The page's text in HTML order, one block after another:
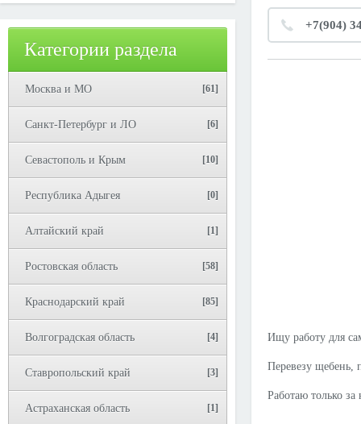
Категории раздела
Москва и МО [61]
Санкт-Петербург и ЛО [6]
Севастополь и Крым [10]
Республика Адыгея [0]
Алтайский край [1]
Ростовская область [58]
Краснодарский край [85]
Волгоградская область [4]
Ставропольский край [3]
Астраханская область [1]
+7(904)
Ищу работу для
Перевезу щебень,
Работаю только